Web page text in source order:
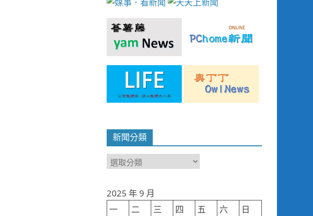
新聞分類
新
類
2025 年 9 月
一
二 三 四 五 六 日